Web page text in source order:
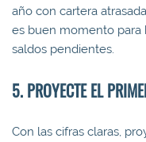
año con cartera
es buen momento para
saldos pendientes.
5. PROYECTE EL
Con las cifras claras,